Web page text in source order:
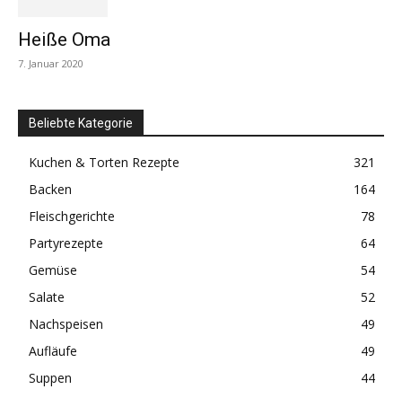
Heiße Oma
7. Januar 2020
Beliebte Kategorie
Kuchen & Torten Rezepte
321
Backen
164
Fleischgerichte
78
Partyrezepte
64
Gemüse
54
Salate
52
Nachspeisen
49
Aufläufe
49
Suppen
44